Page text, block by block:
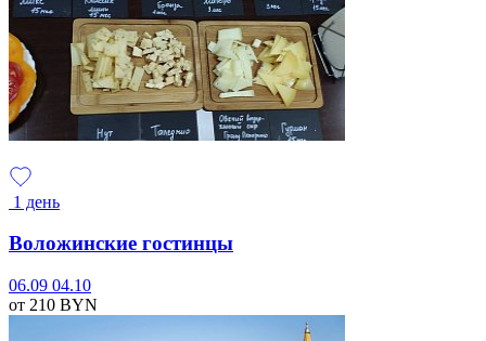
1 день
Воложинские гостинцы
06.09 04.10
от 210 BYN